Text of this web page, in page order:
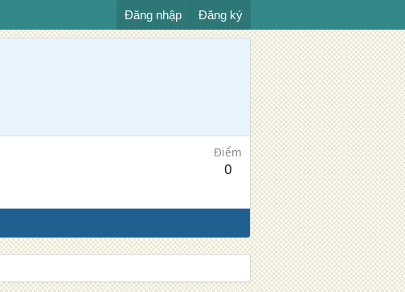
Đăng nhập Đăng ký
Điểm
0